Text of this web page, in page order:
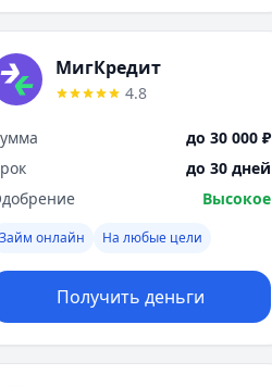
МигКредит
4.8
до 30 000 ₽
до 30 дней
Высокое
Займ онлайн На любые цели
Получить деньги